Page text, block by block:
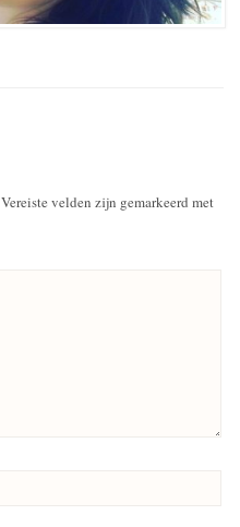
Vereiste velden zijn gemarkeerd met